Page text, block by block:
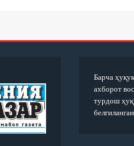
Барча
ахборот
турдош